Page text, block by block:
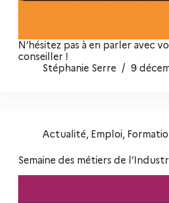
N’hésitez pas à en parler avec
conseiller !
Stéphanie Serre
9
Actualité, Emploi,
Semaine des métiers de